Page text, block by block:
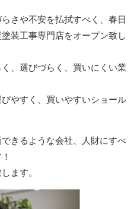
さや不安を払拭すべく、春日
装工事専門店をオープン致し
、選びづらく、買いにくい業
やすく、買いやすいショール
きるような会社、人財にすべ
ます。